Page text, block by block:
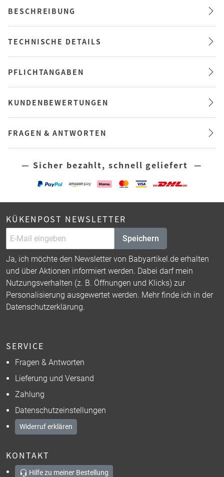
BESCHREIBUNG
TECHNISCHE DETAILS
PFLICHTANGABEN
KUNDENBEWERTUNGEN
FRAGEN & ANTWORTEN
— Sicher bezahlt, schnell geliefert —
KÜKENPOST NEWSLETTER
Speichern
Ja, ich möchte den Newsletter von Babyartikel.de erhalten
und über Aktionen informiert werden. Dabei darf mein
Nutzungsverhalten (z. B. Öffnungen und Klicks) zur
Personalisierung ausgewertet werden. Mehr finde ich in der
Datenschutzerklärung.
SERVICE
Fragen & Antworten
Lieferung und Versand
Zahlung
Datenschutzeinstellungen
Widerruf erklären
KONTAKT
Hilfe zu meiner Bestellung